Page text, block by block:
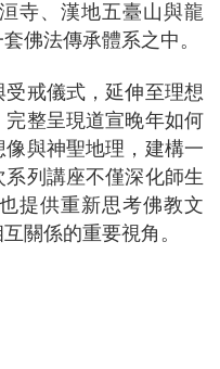
寺、漢地五臺山與龍
佛法傳承體系之中。
戒儀式，延伸至理想
整呈現道宣晚年如何
與神聖地理，建構一
列講座不僅深化師生
提供重新思考佛教文
關係的重要視角。